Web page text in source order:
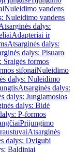
Nuleidimo vandens
Nuleidimo vandens
dalys:
Adapteriai ir
Atsarginės dalys:
dalys: Pisuaro
Sraigės formos
sifonaiNuleidimo
dalys: Nuleidimo
Atsarginės dalys:
dalys: Jungiamosios
dalys: Bidė
P-formos
Prijungimo
Atsarginės
dalys: Dvigubi
Baldiniai